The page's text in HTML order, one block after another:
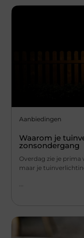
Aanbiedingen
Waarom je
zonsondergang
Overdag zie je prima
maar je
...